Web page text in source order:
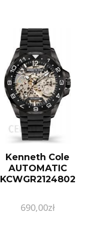
Kenneth Cole
AUTOMATIC
KCWGR2124802
690,00zł